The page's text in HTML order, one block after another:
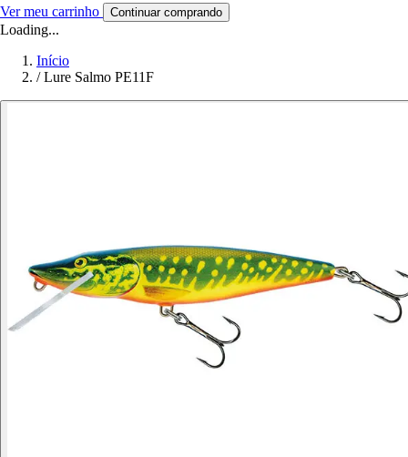
Ver meu carrinho Continuar comprando
Loading...
Início
/ Lure Salmo PE11F